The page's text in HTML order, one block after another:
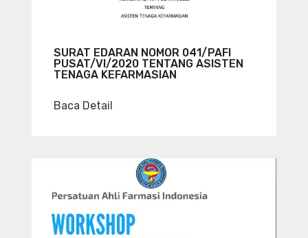
SURAT EDARAN NOMOR 041/PAFI
PUSAT/VI/2020 TENTANG ASISTEN
TENAGA KEFARMASIAN
Baca Detail